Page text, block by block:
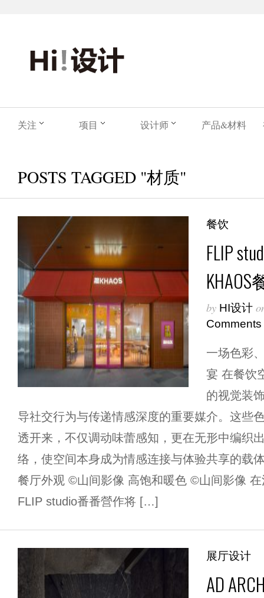
关注 项目 设计师 产品&材料
POSTS TAGGED "材质"
餐饮
FLIP
by HI设计
Comments
一场色彩
宴 在餐饮
的视觉装
导社交行为与传递情感深度的重要媒介。这些
透开来，不仅调动味蕾感知，更在无形中编织
络，使空间本身成为情感连接与体验共享的载
餐厅外观 ©山间影像 高饱和暖色 ©山间影像
FLIP studio番番營作将 […]
展厅设计
AD